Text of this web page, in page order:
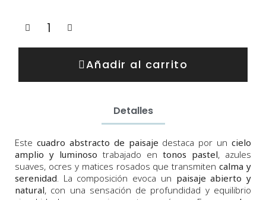
Añadir al carrito
Detalles
Este cuadro abstracto de paisaje destaca por un cielo
amplio y luminoso trabajado en tonos pastel, azules
suaves, ocres y matices rosados que transmitencalma y
serenidad . La composición evoca un paisaje abierto y
natural, con una sensación de profundidad y equilibrio